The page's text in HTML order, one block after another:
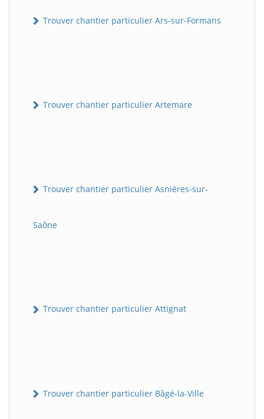
Trouver chantier particulier Ars-sur-Formans
Trouver chantier particulier Artemare
Trouver chantier particulier Asnières-sur-
Saône
Trouver chantier particulier Attignat
Trouver chantier particulier Bâgé-la-Ville